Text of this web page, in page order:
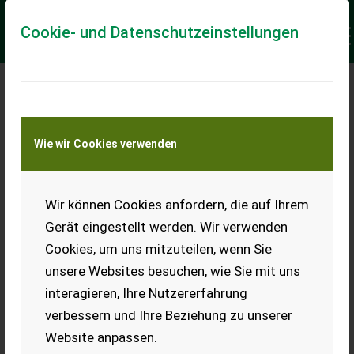
Cookie- und Datenschutzeinstellungen
Wie wir Cookies verwenden
Wir können Cookies anfordern, die auf Ihrem
Gerät eingestellt werden. Wir verwenden
Cookies, um uns mitzuteilen, wenn Sie
unsere Websites besuchen, wie Sie mit uns
interagieren, Ihre Nutzererfahrung
verbessern und Ihre Beziehung zu unserer
Website anpassen.
Meine Transportkostenanfrage
Transport von Land- und Baumaschinen –
KEINE Tiertransporte
Ladeort
Ort